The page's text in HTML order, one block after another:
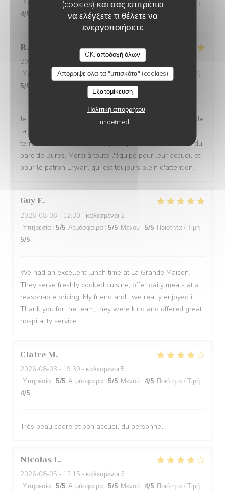
(cookies) και σας επιτρέπει
να ελέγξετε τι θέλετε να
ενεργοποιήσετε
OK, αποδοχή όλων
Απόρριψε όλα τα "μπισκότα" (cookies)
Εξατομίκευση
Πολιτική απορρήτου
undefined
Υπηρεσία
/5 Ατμόσφαιρα: 4/5 Μενού:5/5 Ποιότητα / Τιμή :
4/5
R.
2026-08-04
- 12:45 - καλεσμένοι 2
Υπηρεσία
5/5 Ατμόσφαιρα: 5/5 Μενού :5/5 Ποιότητα / Τιμή :
5/5
Je vais souvent dans ce restaurant, je suis très satisfait de
la qualité des plats et de l'ambiance. En ce moment la
terrasse est ouverte, du coup, on profites de la beauté du
parc de Bures. Merci à toute l'équipe pour leur accueil et
pour le patron Erwan, qui est toujours plein d'attention.
Guy E
2026-08-06 - 12:30 - καλεσμένοι 2
Υπηρεσία : 5/5 Ατμόσφαιρα : 5/5 Μενού : 5/5 Ποιότητα / Τιμή :
5/5
We had an excellent lunch time at La Grande Maison.
They serve freshly cooked cuisine, offer daily meals at a
reasonable pricing. My friend and I we really enjoyed it.
Thank you for the team, they were kind and offered great
hospitality service.
Claire M
2026-08-03 - 19:30 - καλεσμένοι 5
Υπηρεσία : 5/5 Ατμόσφαιρα : 5/5 Μενού : 4/5 Ποιότητα / Τιμή :
4/5
Très beau cadre et bon accueil du personnel
Nicolas L
2026-08-05 - 12:15 - καλεσμένοι 3
Υπηρεσία : 5/5 Ατμόσφαιρα : 5/5 Μενού : 4/5 Ποιότητα / Τιμή :
LA GRANDE MAISON